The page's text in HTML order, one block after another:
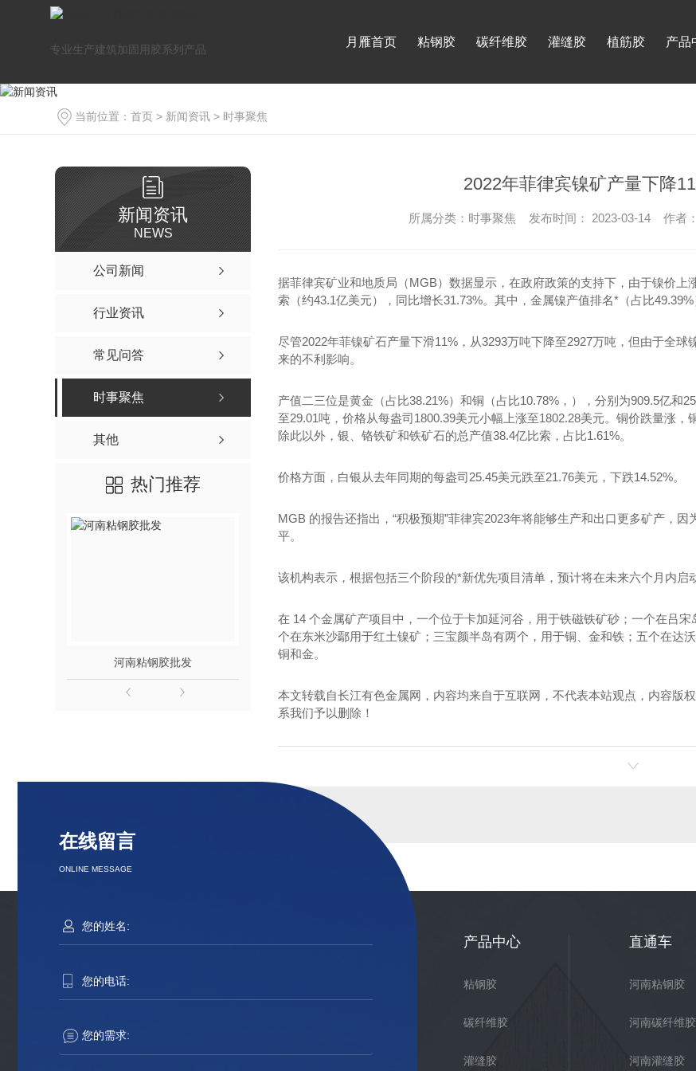
专业生产建筑加固用胶系列产品
月雁首页 粘钢胶 碳纤维胶 灌缝胶 植筋胶 产品
当前位置： 首页 > 新闻资讯 > 时事聚焦
新闻资讯
NEWS
公司新闻
行业资讯
常见问答
时事聚焦
其他
热门推荐
河南粘钢胶批发 河南碳纤维胶批发
2022年菲律宾镍矿产量下降
所属分类：时事聚焦 发布时间： 2023-03-14 作者：
据菲律宾矿业和地质局（MGB）数据显示，在政府政策的支持下，由于镍价上
索（约43.1亿美元），同比增长31.73%。其中，金属镍产值排名*（占比49.39%
尽管2022年菲镍矿石产量下滑11%，从3293万吨下降至2927万吨，但由于全
来的不利影响。
产值二三位是黄金（占比38.21%）和铜（占比10.78%，），分别为909.5亿和
至29.01吨，价格从每盎司1800.39美元小幅上涨至1802.28美元。铜价跌量涨，
除此以外，银、铬铁矿和铁矿石的总产值38.4亿比索，占比1.61%。
价格方面，白银从去年同期的每盎司25.45美元跌至21.76美元，下跌14.52%。
MGB 的报告还指出，“积极预期”菲律宾2023年将能够生产和出口更多矿产，
平。
该机构表示，根据包括三个阶段的*新优先项目清单，预计将在未来六个月内启
在 14 个金属矿产项目中，一个位于卡加延河谷，用于铁磁铁矿砂；一个在吕
个在东米沙鄢用于红土镍矿；三宝颜半岛有两个，用于铜、金和铁；五个在达
铜和金。
本文转载自长江有色金属网，内容均来自于互联网，不代表本站观点，内容版
系我们予以删除！
在线留言
ONLINE MESSAGE
产品中心
粘钢胶
碳纤维胶
灌缝胶
直通车
河南粘钢胶
河南碳纤维胶
河南灌缝胶